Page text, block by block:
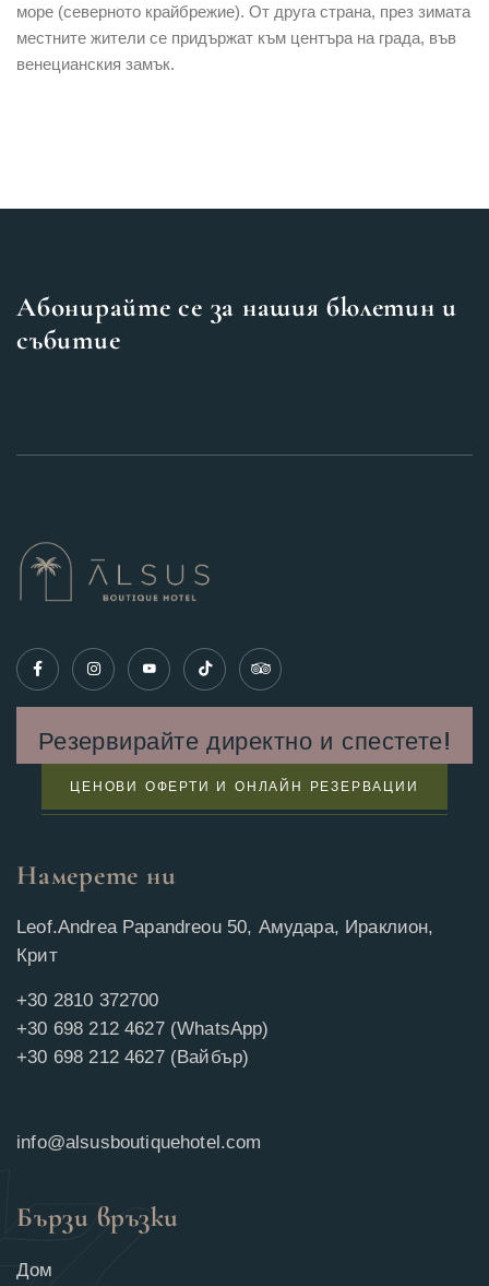
море (северното крайбрежие). От друга страна, през зимата
местните жители се придържат към центъра на града, във
венецианския замък.
Абонирайте се за нашия бюлетин и
събитие
Резервирайте директно и спестете!
ЦЕНОВИ ОФЕРТИ И ОНЛАЙН РЕЗЕРВАЦИИ
Намерете ни
Leof.Andrea Papandreou 50, Амудара, Ираклион,
Крит
+30 2810 372700
+30 698 212 4627 (WhatsApp)
+30 698 212 4627 (Вайбър)
info@alsusboutiquehotel.com
Бързи връзки
Дом